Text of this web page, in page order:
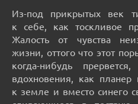
Из-под прикрытых век
к себе, как тоскливое
Жалость от чувства
жизни, оттого что этот
когда-нибудь
вдохновения, как планер
к земле и вместо синего